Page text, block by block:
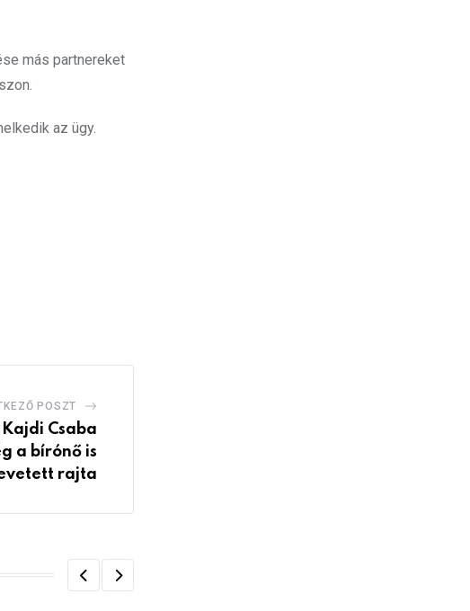
más partnereket
az ügy.
POSZT
Csaba
a bírónő is
rajta